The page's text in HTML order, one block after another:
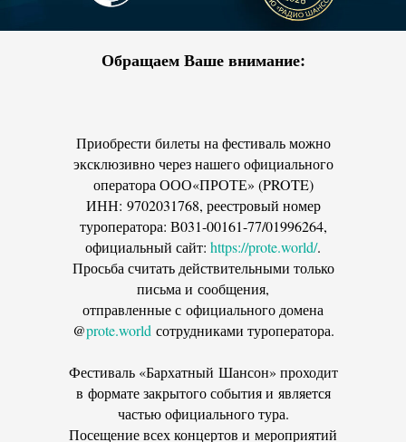
Приобрести билеты на фестиваль можно
эксклюзивно через нашего официального
оператора ООО«ПРОТЕ» (PROTE)
ИНН: 9702031768, реестровый номер
туроператора: В031-00161-77/01996264,
официальный сайт: https://prote.world/.
Просьба считать действительными только
письма и сообщения,
отправленные с официального домена
@prote.world сотрудниками туроператора.
Фестиваль «Бархатный Шансон» проходит
в формате закрытого события и является
частью официального тура.
Посещение всех концертов и мероприятий
Обращаем Ваше внимание: